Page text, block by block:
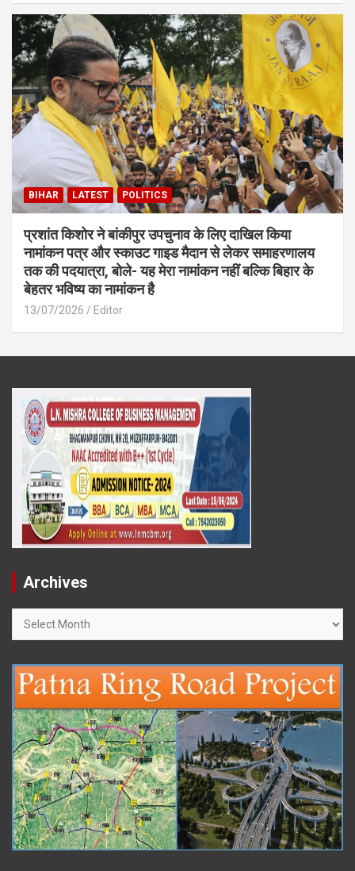
BIHAR LATEST POLITICS
प्रशांत किशोर ने बांकीपुर उपचुनाव के लिए दाखिल किया
नामांकन पत्र और स्काउट गाइड मैदान से लेकर समाहरणालय
तक की पदयात्रा, बोले- यह मेरा नामांकन नहीं बल्कि बिहार के
बेहतर भविष्य का नामांकन है
13/07/2026 Editor
Archives